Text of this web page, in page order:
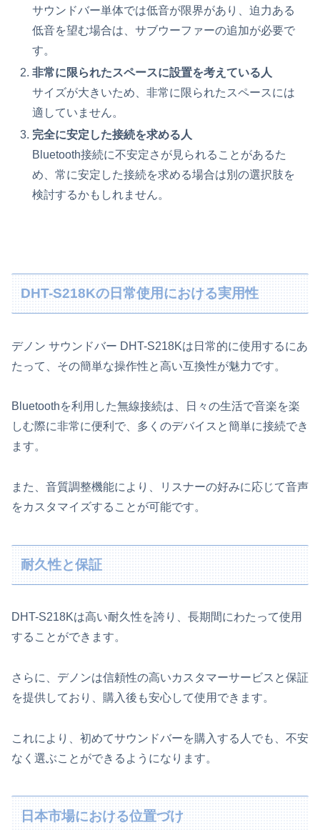
サウンドバー単体では低音が限界があり、迫力ある
低音を望む場合は、サブウーファーの追加が必要で
す。
非常に限られたスペースに設置を考えている人
サイズが大きいため、非常に限られたスペースには
適していません。
完全に安定した接続を求める人
Bluetooth接続に不安定さが見られることがあるた
め、常に安定した接続を求める場合は別の選択肢を
検討するかもしれません。
DHT-S218Kの日常使用における実用性
デノン サウンドバー DHT-S218Kは日常的に使用するにあ
たって、その簡単な操作性と高い互換性が魅力です。
Bluetoothを利用した無線接続は、日々の生活で音楽を楽
しむ際に非常に便利で、多くのデバイスと簡単に接続でき
ます。
また、音質調整機能により、リスナーの好みに応じて音声
をカスタマイズすることが可能です。
耐久性と保証
DHT-S218Kは高い耐久性を誇り、長期間にわたって使用
することができます。
さらに、デノンは信頼性の高いカスタマーサービスと保証
を提供しており、購入後も安心して使用できます。
これにより、初めてサウンドバーを購入する人でも、不安
なく選ぶことができるようになります。
日本市場における位置づけ